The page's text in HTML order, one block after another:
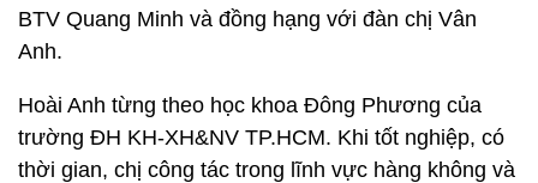
BTV Quang Minh và đồng hạng với đàn chị Vân
Anh.
Hoài Anh từng theo học khoa Đông Phương của
trường ĐH KH-XH&NV TP.HCM. Khi tốt nghiệp, có
thời gian, chị công tác trong lĩnh vực hàng không và